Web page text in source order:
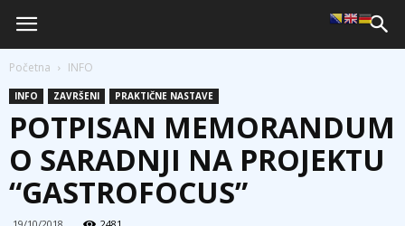
Početna INFO
INFO ZAVRŠENI PRAKTIČNE NASTAVE
POTPISAN MEMORANDUM
O SARADNJI NA PROJEKTU
“GASTROFOCUS”